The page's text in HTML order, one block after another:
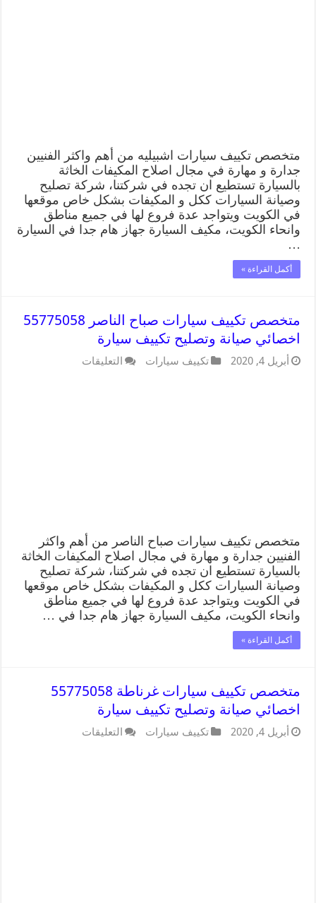
متخصص تكييف سيارات اشبيليه من أهم واكثر الفنيين
جدارة و مهارة في مجال اصلاح المكيفات الخاثة
بالسيارة تستطيع ان تجده في شركتنا، شركة تصليح
وصيانة السيارات ككل و المكيفات بشكل خاص موقعها
في الكويت ويتواجد عدة فروع لها في جميع مناطق
وانحاء الكويت، مكيف السيارة جهاز هام جدا في السيارة
…
أكمل القراءة »
متخصص تكييف سيارات صباح الناصر 55775058
اخصائي صيانة وتصليح تكييف سيارة
أبريل 4, 2020 تكييف سيارات التعليقات
متخصص تكييف سيارات صباح الناصر من أهم واكثر
الفنيين جدارة و مهارة في مجال اصلاح المكيفات الخاثة
بالسيارة تستطيع ان تجده في شركتنا، شركة تصليح
وصيانة السيارات ككل و المكيفات بشكل خاص موقعها
في الكويت ويتواجد عدة فروع لها في جميع مناطق
وانحاء الكويت، مكيف السيارة جهاز هام جدا في …
أكمل القراءة »
متخصص تكييف سيارات غرناطة 55775058
اخصائي صيانة وتصليح تكييف سيارة
أبريل 4, 2020 تكييف سيارات التعليقات